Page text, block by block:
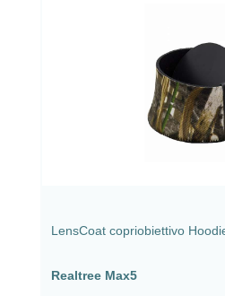
LensCoat copriobiettivo
Realtree Max5